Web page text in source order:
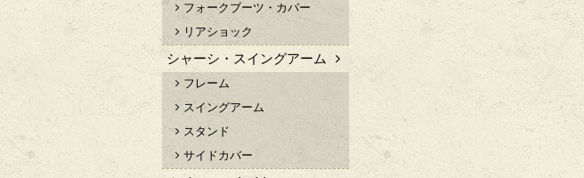
フォークブーツ・カバー
リアショック
シャーシ・スイングアーム
フレーム
スイングアーム
スタンド
サイドカバー